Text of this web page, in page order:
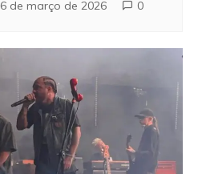
6 de março de 2026 0